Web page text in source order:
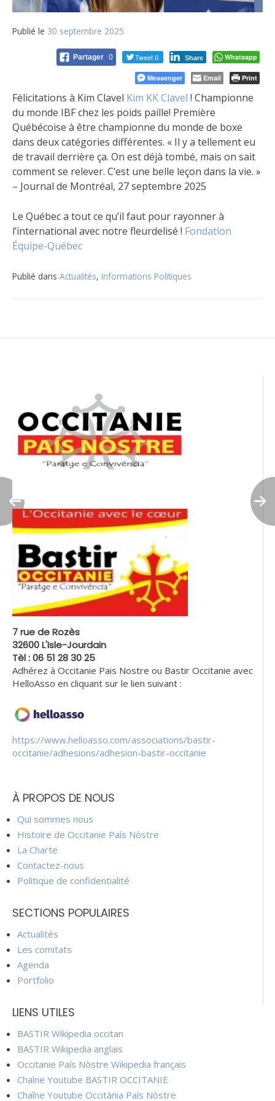
Publié le 30 septembre 2025
Partager 0 Tweet 0 Share Whatsapp
Messenger Email Print
Félicitations à Kim Clavel Kim KK Clavel ! Championne
du monde IBF chez les poids paille! Première
Québécoise à être championne du monde de boxe
dans deux catégories différentes. « Il y a tellement eu
de travail derrière ça. On est déjà tombé, mais on sait
comment se relever. C’est une belle leçon dans la vie. »
– Journal de Montréal, 27 septembre 2025
Le Québec a tout ce qu’il faut pour rayonner à
l’international avec notre fleurdelisé ! Fondation
Équipe-Québec
Publié dans Actualités, Informations Politiques
7 rue de Rozès
32600 L'Isle-Jourdain
Tèl : 06 51 28 30 25
Adhérez à Occitanie Pais Nostre ou Bastir Occitanie avec
HelloAsso en cliquant sur le lien suivant :
https://www.helloasso.com/associations/bastir-
occitanie/adhesions/adhesion-bastir-occitanie
À PROPOS DE NOUS
Qui sommes nous
Histoire de Occitanie País Nòstre
La Charte
Contactez-nous
Politique de confidentialité
SECTIONS POPULAIRES
Actualités
Les comitats
Agenda
Portfolio
LIENS UTILES
BASTIR Wikipedia occitan
BASTIR Wikipedia anglais
Occitanie País Nòstre Wikipedia français
Chaîne Youtube BASTIR OCCITANIE
Chaîne Youtube Occitània País Nòstre